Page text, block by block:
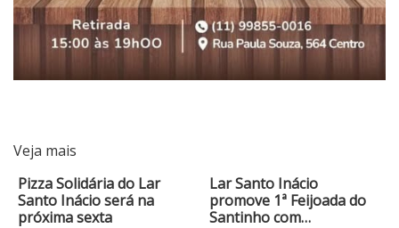
Veja mais
Pizza Solidária do Lar
Santo Inácio será na
próxima sexta
Lar Santo Inácio
promove 1ª Feijoada do
Santinho com…